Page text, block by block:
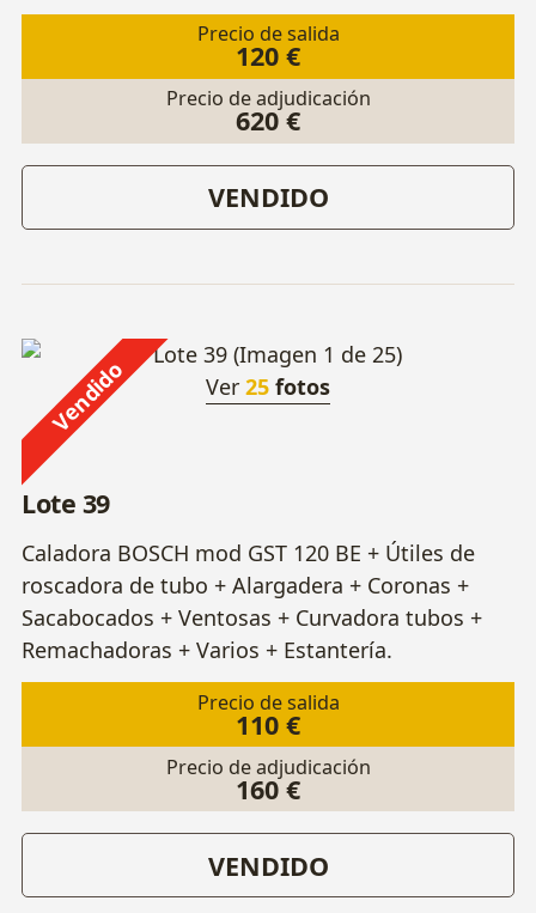
Precio de salida
120 €
Precio de adjudicación
620 €
VENDIDO
Vendido Ver 25 fotos
Lote 39
Caladora BOSCH mod GST 120 BE + Útiles de
roscadora de tubo + Alargadera + Coronas +
Sacabocados + Ventosas + Curvadora tubos +
Remachadoras + Varios + Estantería.
Precio de salida
110 €
Precio de adjudicación
160 €
VENDIDO